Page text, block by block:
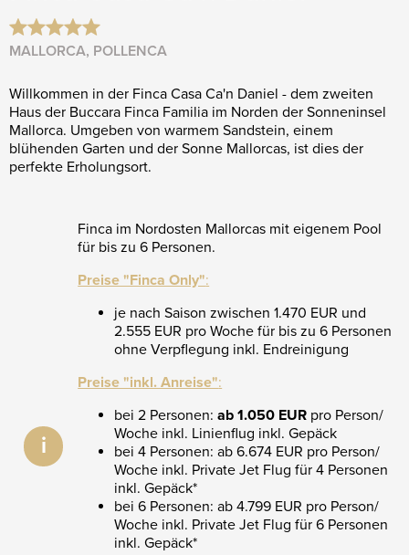
MALLORCA, POLLENCA
Willkommen in der Finca Casa Ca'n Daniel - dem zweiten
Haus der Buccara Finca Familia im Norden der Sonneninsel
Mallorca. Umgeben von warmem Sandstein, einem
blühenden Garten und der Sonne Mallorcas, ist dies der
perfekte Erholungsort.
i
Finca im Nordosten Mallorcas mit eigenem Pool
für bis zu 6 Personen.
Preise "Finca Only":
je nach Saison zwischen 1.470 EUR und
2.555 EUR pro Woche für bis zu 6 Personen
ohne Verpflegung inkl. Endreinigung
Preise "inkl. Anreise":
bei 2 Personen:ab 1.050 EUR pro Person/
Woche inkl. Linienflug inkl. Gepäck
bei 4 Personen: ab 6.674 EUR pro Person/
Woche inkl. Private Jet Flug für 4 Personen
inkl. Gepäck*
bei 6 Personen: ab 4.799 EUR pro Person/
Woche inkl. Private Jet Flug für 6 Personen
inkl. Gepäck*